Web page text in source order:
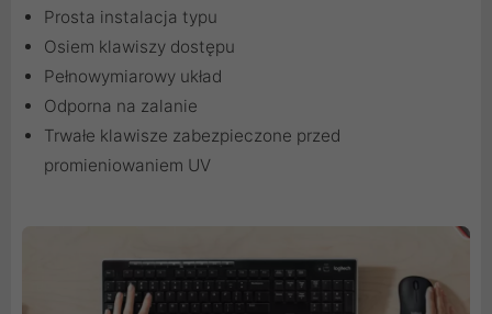
Prosta instalacja typu
Osiem klawiszy dostępu
Pełnowymiarowy układ
Odporna na zalanie
Trwałe klawisze zabezpieczone przed
promieniowaniem UV